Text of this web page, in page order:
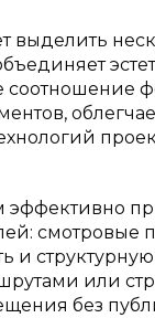
выделить
эффективно
смотровые
и
или
без